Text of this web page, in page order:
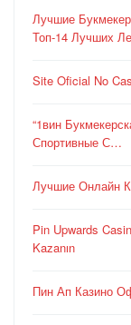
Лучшие
Топ-14 Лучших
Site Oficial No
“1вин
Спортивные С…
Лучшие Онлайн
Pin Upwards
Kazanın
Пин Ап Казино